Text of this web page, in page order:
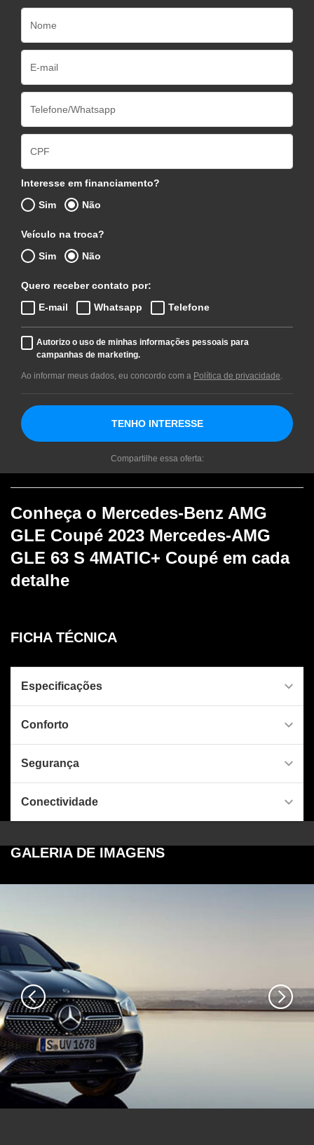
Interesse em financiamento?
Sim
Não
Veículo na troca?
Sim
Não
Quero receber contato por:
E-mail
Whatsapp Telefone
Autorizo o uso de minhas informações pessoais para
campanhas de marketing.
Ao informar meus dados, eu concordo com a Política de privacidade.
TENHO INTERESSE
Compartilhe essa oferta:
Conheça o Mercedes-Benz AMG
GLE Coupé 2023 Mercedes-AMG
GLE 63 S 4MATIC+ Coupé em cada
detalhe
FICHA TÉCNICA
Especificações
Conforto
Segurança
Conectividade
GALERIA DE IMAGENS